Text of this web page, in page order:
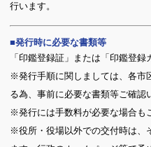
行います。
発行時に必要な書類等
「印鑑登録証」または「印鑑登録
※発行手順に関しましては、各市
る為、事前に必要な書類等ご確認
※発行には手数料が必要な場合も
※役所・役場以外での交付時は、